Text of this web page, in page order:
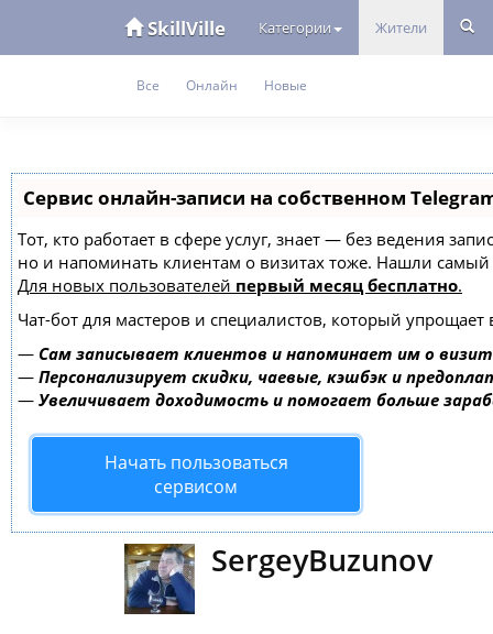
SkillVille Категории Жители
Все Онлайн Новые
Сервис онлайн-записи на собственном
Тот, кто работает в сфере услуг, знает — без ведения
но и напоминать клиентам о визитах тоже. Нашли
Для новых пользователей первый месяц бесплатно.
Чат-бот для мастеров и специалистов, который упрощает
— Сам записывает клиентов и напоминает им о
— Персонализирует скидки, чаевые, кэшбэк и
— Увеличивает доходимость и помогает больше
Начать пользоваться
сервисом
SergeyBuzunov